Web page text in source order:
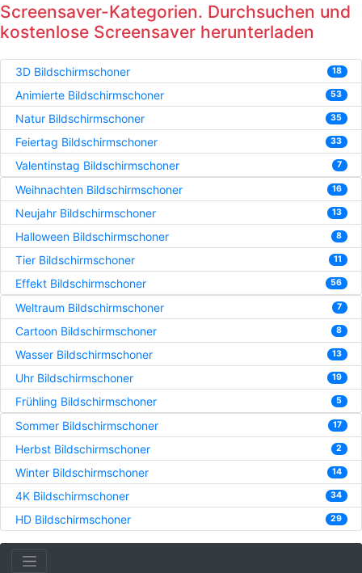
Screensaver-Kategorien. Durchsuchen und
kostenlose Screensaver herunterladen
3D Bildschirmschoner 18
Animierte Bildschirmschoner 53
Natur Bildschirmschoner 35
Feiertag Bildschirmschoner 33
Valentinstag Bildschirmschoner 7
Weihnachten Bildschirmschoner 16
Neujahr Bildschirmschoner 13
Halloween Bildschirmschoner 8
Tier Bildschirmschoner 11
Effekt Bildschirmschoner 56
Weltraum Bildschirmschoner 7
Cartoon Bildschirmschoner 8
Wasser Bildschirmschoner 13
Uhr Bildschirmschoner 19
Frühling Bildschirmschoner 5
Sommer Bildschirmschoner 17
Herbst Bildschirmschoner 2
Winter Bildschirmschoner 14
4K Bildschirmschoner 34
HD Bildschirmschoner 29